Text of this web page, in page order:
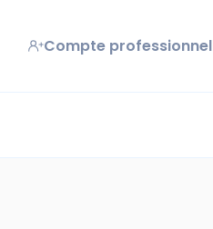
Compte professionnel